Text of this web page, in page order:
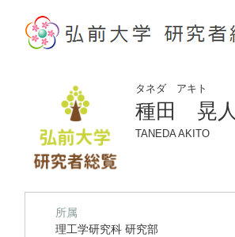
タネダ アキト
種田 晃人
TANEDA AKITO
所属
理工学研究科 研究部